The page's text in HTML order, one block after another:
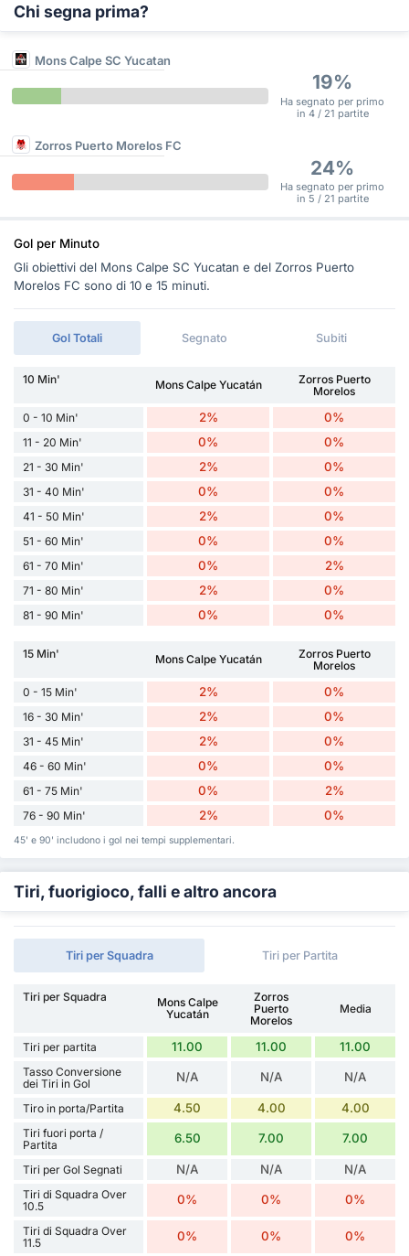
Chi segna prima?
Mons Calpe SC Yucatan
19%
Ha segnato per primo
in 4 / 21 partite
Zorros Puerto Morelos FC
24%
Ha segnato per primo
in 5 / 21 partite
Gol per Minuto
Gli obiettivi del Mons Calpe SC Yucatan e del Zorros Puerto
Morelos FC sono di 10 e 15 minuti.
Gol Totali Segnato Subiti
10 Min' Mons Calpe Yucatán
Zorros Puerto
Morelos
0 - 10 Min'
2% 0%
11 - 20 Min' 0% 0%
21 - 30 Min' 2% 0%
31 - 40 Min' 0% 0%
41 - 50 Min' 2% 0%
51 - 60 Min' 0% 0%
61 - 70 Min' 0% 2%
71 - 80 Min' 2% 0%
81 - 90 Min' 0% 0%
15 Min' Mons Calpe Yucatán
Zorros Puerto
Morelos
0 - 15 Min'
2% 0%
16 - 30 Min' 2% 0%
31 - 45 Min' 2% 0%
46 - 60 Min' 0% 0%
61 - 75 Min' 0% 2%
76 - 90 Min' 2% 0%
45' e 90' includono i gol nei tempi supplementari.
Tiri, fuorigioco, falli e altro ancora
Tiri per Squadra Tiri per Partita
Tiri per Squadra
Mons Calpe
Yucatán
Zorros
Puerto
Morelos
Media
Tiri per partita 11.00 11.00 11.00
Tasso Conversione
dei Tiri in Gol
N/A N/A N/A
Tiro in porta/Partita 4.50 4.00 4.00
Tiri fuori porta /
Partita
6.50 7.00 7.00
Tiri per Gol Segnati N/A N/A N/A
Tiri di Squadra Over
10.5
0% 0% 0%
Tiri di Squadra Over
11.5
0% 0% 0%